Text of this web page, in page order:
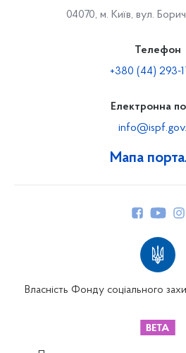
Мапа
04070, м. Київ, вул.
Телефон
+380 (44) 293-
Електронна
Власність Фонду соціального